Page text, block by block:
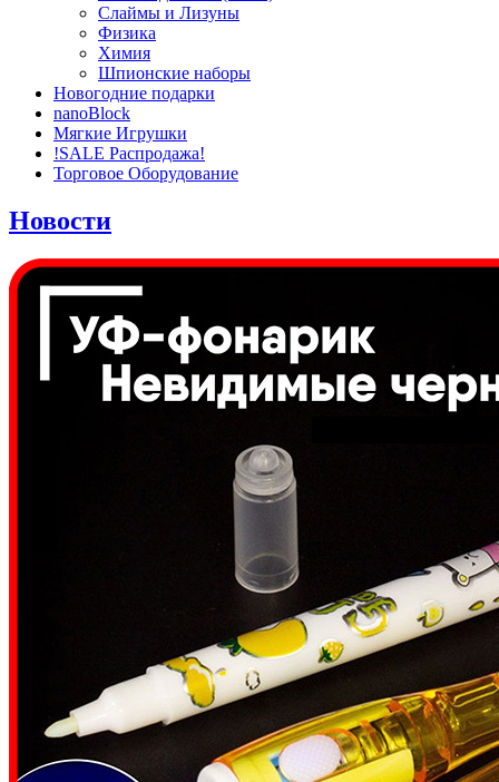
Слаймы и Лизуны
Физика
Химия
Шпионские наборы
Новогодние подарки
nanoBlock
Мягкие Игрушки
!SALE Распродажа!
Торговое Оборудование
Новости